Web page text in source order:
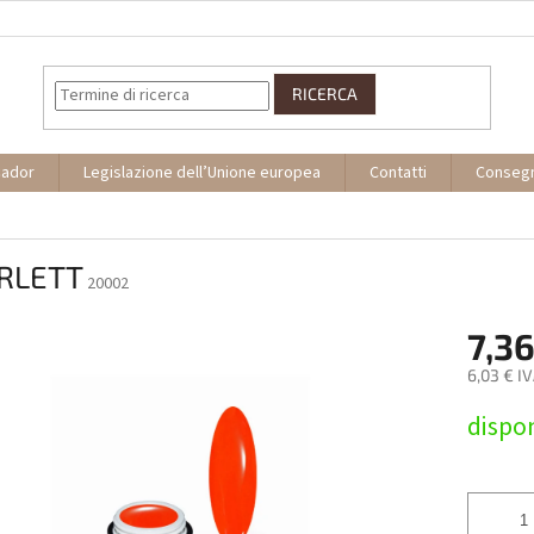
RICERCA
Legislazione dell’Unione europea Contatti
20002
6,03 €
della